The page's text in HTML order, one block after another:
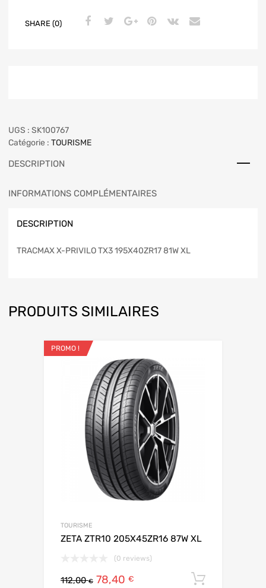
SHARE (0)
UGS : SK100767
Catégorie : TOURISME
DESCRIPTION
INFORMATIONS COMPLÉMENTAIRES
DESCRIPTION
TRACMAX X-PRIVILO TX3 195X40ZR17 81W XL
PRODUITS SIMILAIRES
PROMO !
TOURISME
ZETA ZTR10 205X45ZR16 87W XL
(0 reviews)
112,00€ 78,40 €